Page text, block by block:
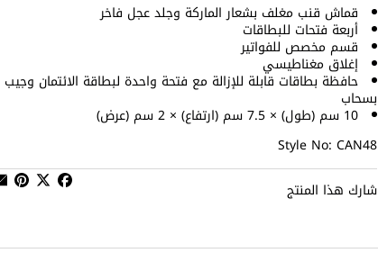
قماش قنب مغلف بشعار الماركة وجلد عجل فاخر
أربعة فتحات للبطاقات
قسم مخصص للفواتير
إغلاق مغناطيسي
حافظة بطاقات قابلة للإزالة مع فتحة واحدة لبطاقة الائتمان وجيب
بسحاب
10 سم (طول) × 7.5 سم (ارتفاع) × 2 سم (عرض)
Style No: CAN48
شارك هذا المنتج